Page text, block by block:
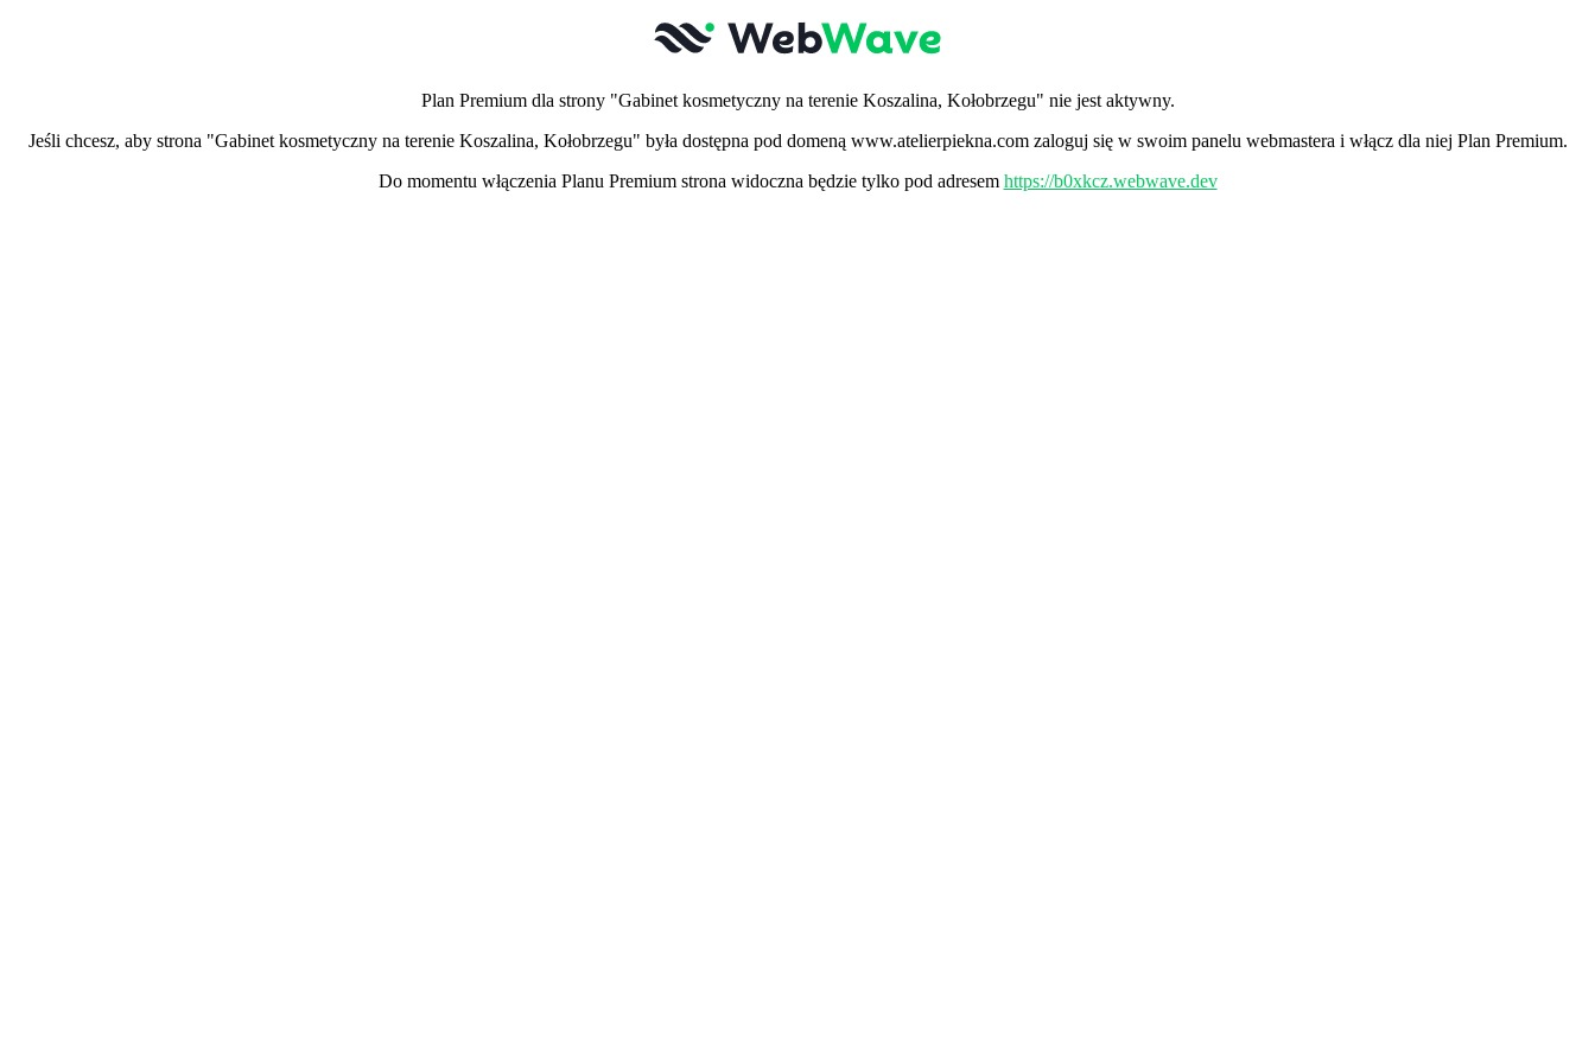
Plan Premium dla strony "Gabinet kosmetyczny na terenie Koszalina, Kołobrzegu" nie jest aktywny.
Jeśli chcesz, aby strona "Gabinet kosmetyczny na terenie Koszalina, Kołobrzegu" była dostępna pod domeną www.atelierpiekna.com zaloguj się w swoim panelu webmastera i włącz dla niej Plan Premium.
Do momentu włączenia Planu Premium strona widoczna będzie tylko pod adresem https://b0xkcz.webwave.dev